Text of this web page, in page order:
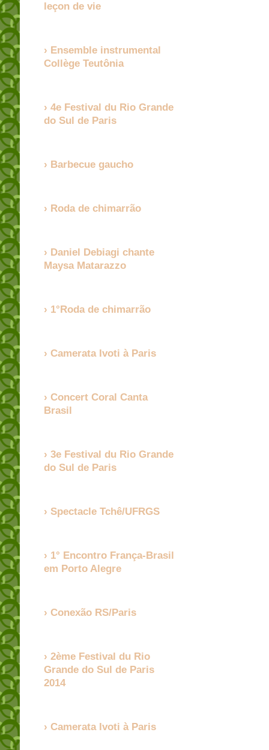
leçon de vie
Ensemble instrumental
Collège Teutônia
4e Festival du Rio Grande
do Sul de Paris
Barbecue gaucho
Roda de chimarrão
Daniel Debiagi chante
Maysa Matarazzo
1°Roda de chimarrão
Camerata Ivoti à Paris
Concert Coral Canta
Brasil
3e Festival du Rio Grande
do Sul de Paris
Spectacle Tchê/UFRGS
1° Encontro França-Brasil
em Porto Alegre
Conexão RS/Paris
2ème Festival du Rio
Grande do Sul de Paris
2014
Camerata Ivoti à Paris